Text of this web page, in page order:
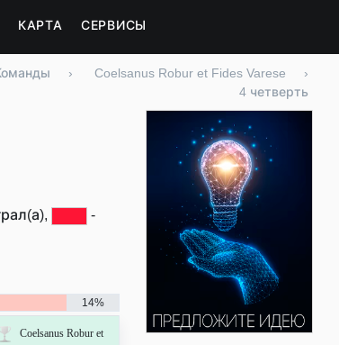
КАРТА СЕРВИСЫ
› Coelsanus Robur et Fides Varese
›
4 четверть
-
14%
Coelsanus Robur et